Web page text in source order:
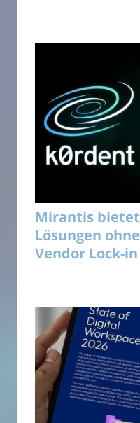
Mirantis
Lösungen
Vendor Lock-